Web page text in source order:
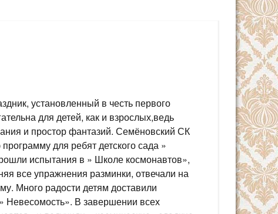
установленный в честь первого
для детей, как и взрослых,ведь
и простор фантазий. Семёновский СК
для ребят детского сада »
испытания в » Школе космонавтов»,
все упражнения разминки, отвечали на
Много радости детям доставили
Невесомость». В завершении всех